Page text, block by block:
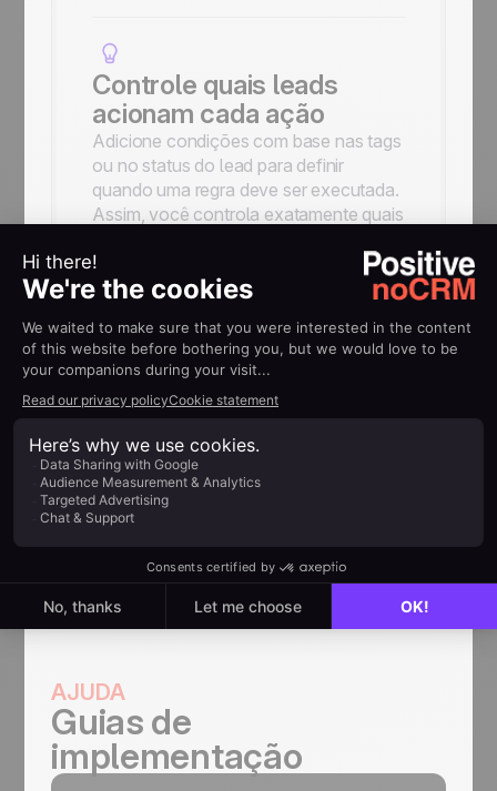
Controle quais leads
acionam cada ação
Adicione condições com base nas tags
ou no status do lead para definir
quando uma regra deve ser executada.
Assim, você controla exatamente quais
ActiveCampaign.
Conecte seus leads aos
fluxos de automação do
ActiveCampaign
Use a integração para criar contatos,
inscrevê-los ou removê-los de listas e
adicioná-los a uma automação do
ActiveCampaign.
AJUDA
Guias de
implementação